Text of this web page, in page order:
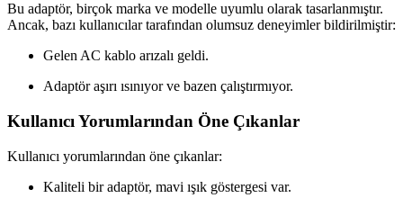
Bu adaptör, birçok marka ve modelle uyumlu olarak tasarlanmıştır.
Ancak, bazı kullanıcılar tarafından olumsuz deneyimler bildirilmiştir:
Gelen AC kablo arızalı geldi.
Adaptör aşırı ısınıyor ve bazen çalıştırmıyor.
Kullanıcı Yorumlarından Öne Çıkanlar
Kullanıcı yorumlarından öne çıkanlar:
Kaliteli bir adaptör, mavi ışık göstergesi var.